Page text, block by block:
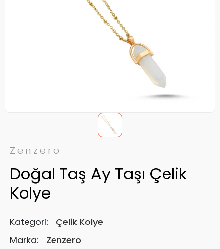
Zenzero
Doğal Taş Ay Taşı Çelik
Kolye
Kategori:
Çelik Kolye
Marka:
Zenzero